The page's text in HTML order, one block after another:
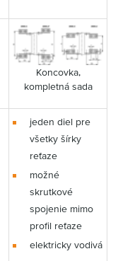
Koncovka,
kompletná sada
jeden diel pre
všetky šírky
reťaze
možné
skrutkové
spojenie mimo
profil reťaze
elektricky vodivá